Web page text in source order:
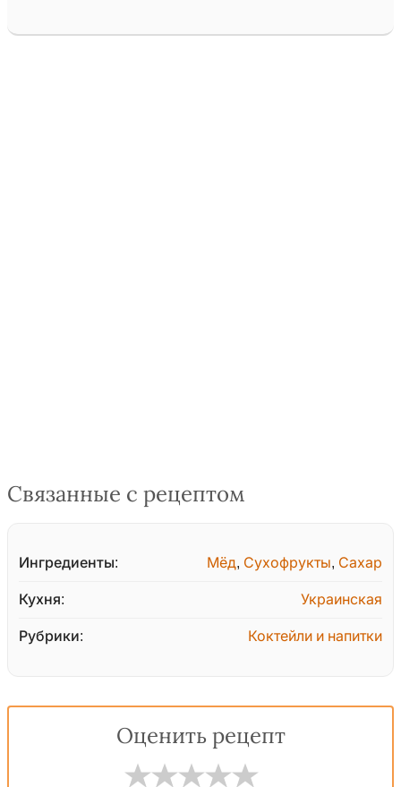
Связанные с рецептом
Ингредиенты: Мёд, Сухофрукты, Сахар
Кухня: Украинская
Рубрики: Коктейли и напитки
Оценить рецепт